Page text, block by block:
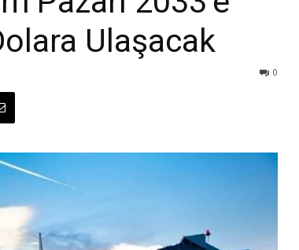
Ulaşacak
0